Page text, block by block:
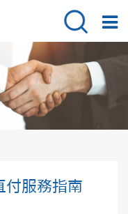
付服務指南